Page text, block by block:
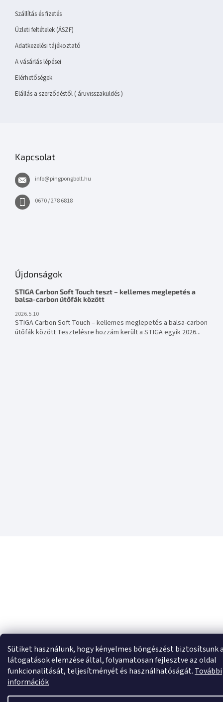
Sütiket használunk, hogy kényelmes böngészést biztosítsunk
látogatások elemzése által, folyamatosan fejlesztve az oldal
funkcionalitását, teljesítményét és használhatóságát. További
információk
Szállítás és fizetés
Üzleti feltételek (ÁSZF)
Adatkezelési tájékoztató
A vásárlás lépései
Elérhetőségek
Elállás a szerződéstől ( áruvisszaküldés )
Kapcsolat
info@pingpongbolt.hu
0670 / 278 6818
Újdonságok
STIGA Carbon Soft Touch teszt – kellemes meglepetés a
balsa-carbon ütőfák között
2026.5.10
STIGA Carbon Soft Touch – kellemes meglepetés a balsa-carbon
ütőfák között Tesztelésre hozzám került a STIGA egyik 2026...